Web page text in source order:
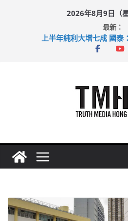
2026年8月9日（星
最新：
上半年純利大增七成 國泰
拜仁熱身賽挫維拉 啟